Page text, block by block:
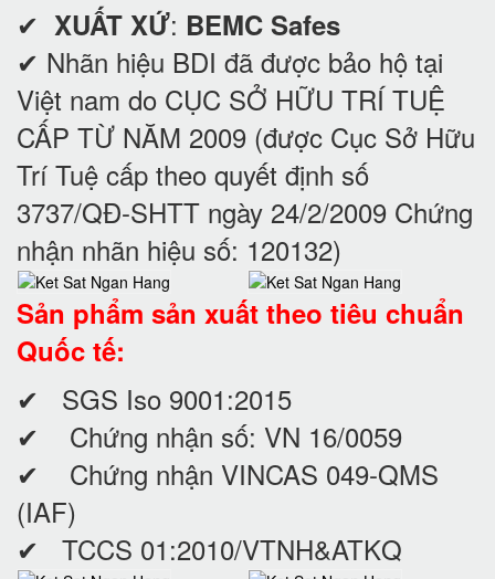
✔ XUẤT XỨ: BEMC Safes
✔ Nhãn hiệu BDI đã được bảo hộ tại
Việt nam do CỤC SỞ HỮU TRÍ TUỆ
CẤP TỪ NĂM 2009 (được Cục Sở Hữu
Trí Tuệ cấp theo quyết định số
3737/QĐ-SHTT ngày 24/2/2009 Chứng
nhận nhãn hiệu số: 120132)
Sản phẩm sản xuất theo tiêu chuẩn
Quốc tế:
✔ SGS Iso 9001:2015
✔ Chứng nhận số: VN 16/0059
✔ Chứng nhận VINCAS 049-QMS
(IAF)
✔ TCCS 01:2010/VTNH&ATKQ